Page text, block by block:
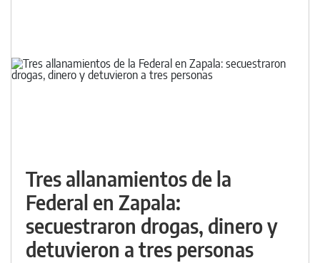
Tres allanamientos de la
Federal en Zapala:
secuestraron drogas, dinero y
detuvieron a tres personas